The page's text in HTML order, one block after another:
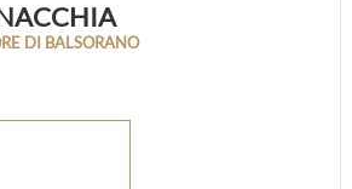
DI BALSORANO